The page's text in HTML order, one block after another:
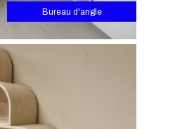
Bureau d'angle